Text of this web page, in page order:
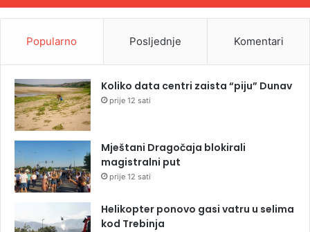
Popularno Posljednje Komentari
Koliko data centri zaista “piju” Dunav
prije 12 sati
Mještani Dragočaja blokirali
magistralni put
prije 12 sati
Helikopter ponovo gasi vatru u selima
kod Trebinja